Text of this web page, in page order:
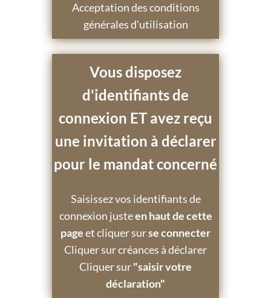
Vous disposez
d'identifiants de
connexion ET avez reçu
une invitation à déclarer
pour le mandat concerné
Saisissez vos identifiants de
connexion justeen haut de cette
pageet cliquer surse connecter
Cliquer sur créances à déclarer
Cliquer sur"saisir votre
déclaration"
Acceptation des conditions
générales d'utilisation